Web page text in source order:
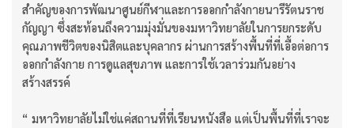
สำคัญของการพัฒนาศูนย์กีฬาและการออกกำลังกายนารีรัตนราช
กัญญา ซึ่งสะท้อนถึงความมุ่งมั่นของมหาวิทยาลัยในการยกระดับ
คุณภาพชีวิตของนิสิตและบุคลากร ผ่านการสร้างพื้นที่ที่เอื้อต่อการ
ออกกำลังกาย การดูแลสุขภาพ และการใช้เวลาร่วมกันอย่าง
สร้างสรรค์
“ มหาวิทยาลัยไม่ใช่แค่สถานที่ที่เรียนหนังสือ แต่เป็นพื้นที่ที่เราจะ